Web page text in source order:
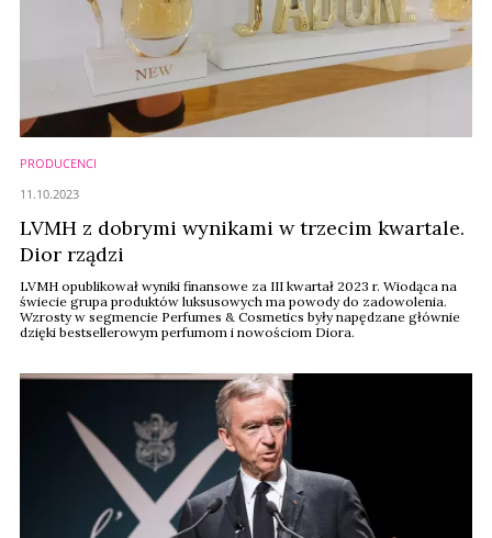
PRODUCENCI
LVMH z dobrymi wynikami w trzecim kwartale.
Dior rządzi
LVMH opublikował wyniki finansowe za III kwartał 2023 r. Wiodąca na
świecie grupa produktów luksusowych ma powody do zadowolenia.
Wzrosty w segmencie Perfumes & Cosmetics były napędzane głównie
dzięki bestsellerowym perfumom i nowościom Diora.
11.10.2023